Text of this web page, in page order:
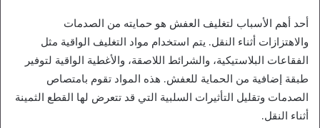
CRT
أحد أهم الأسباب لتغليف العفش هو حمايته من الصدمات
والاهتزازات أثناء النقل. يتم استخدام مواد التغليف الواقية مثل
الفقاعات البلاستيكية، والشرائط اللاصقة، والأغطية الواقية لتوفير
طبقة إضافية من الحماية للعفش. هذه المواد تقوم بامتصاص
الصدمات وتقليل التأثيرات السلبية التي قد تتعرض لها القطع الثمينة
أثناء النقل.